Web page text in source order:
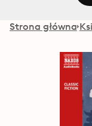
Strona główna